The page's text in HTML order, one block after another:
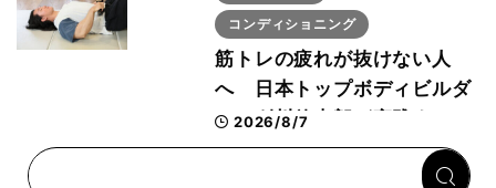
コンディショニング
筋トレの疲れが抜けない人
へ 日本トップボディビルダ
ー・刈川啓志郎が実践する
「回復習慣」
2026/8/7